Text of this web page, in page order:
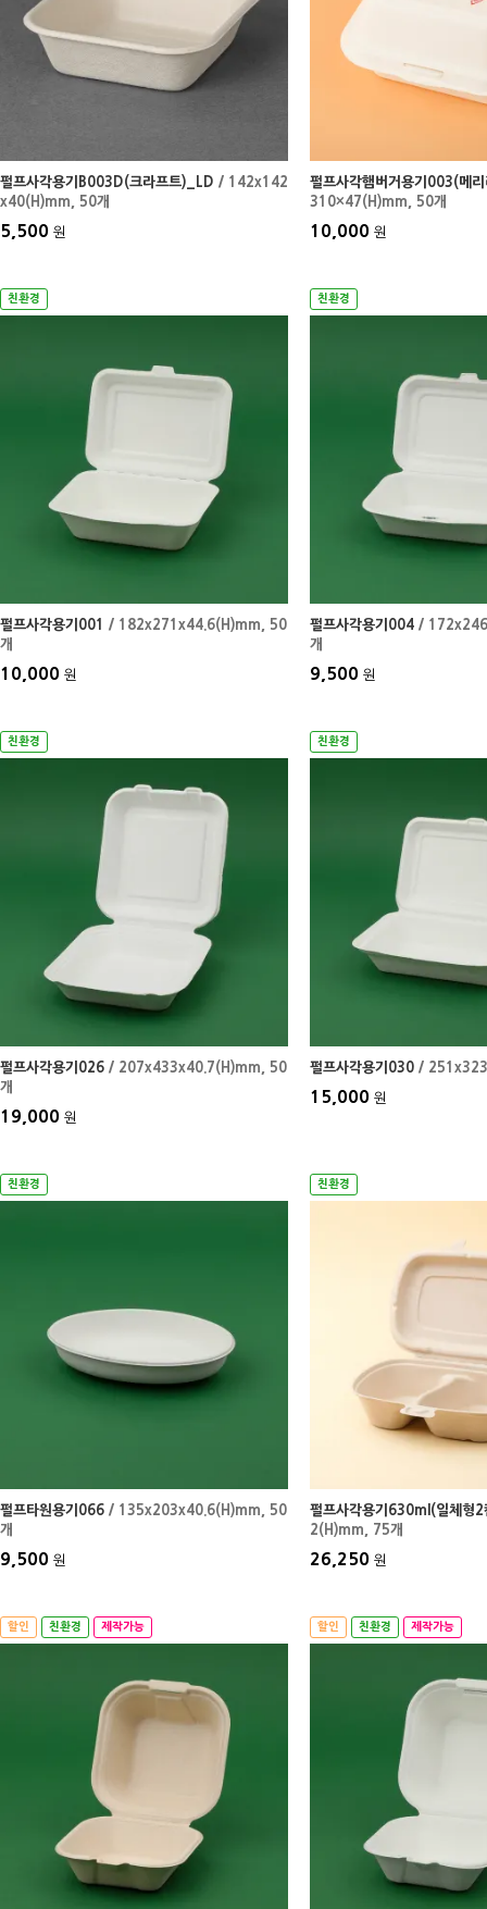
펄프사각용기B003D(크라프트)_LD / 142x142
x40(H)mm , 50개
5,500 원
펄프사각햄버거용기003(메
310×47(H)mm , 50개
10,000 원
친환경
펄프사각용기001 / 182x271x44.6(H)mm , 50
개
10,000 원
친환경
펄프사각용기004 /
개
9,500 원
친환경
펄프사각용기026 / 207x433x40.7(H)mm , 50
개
19,000 원
친환경
펄프사각용기030 /
15,000 원
친환경
펄프타원용기066 / 135x203x40.6(H)mm , 50
개
9,500 원
친환경
펄프사각용기630ml(일체형2
2(H)mm , 75개
26,250 원
할인 친환경 제작가능 할인 친환경 제작가능